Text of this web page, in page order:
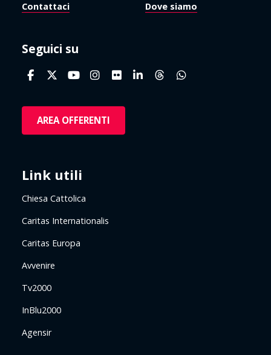
Contattaci Dove siamo
Seguici su
AREA OFFERENTI
Link utili
Chiesa Cattolica
Caritas Internationalis
Caritas Europa
Avvenire
Tv2000
InBlu2000
Agensir